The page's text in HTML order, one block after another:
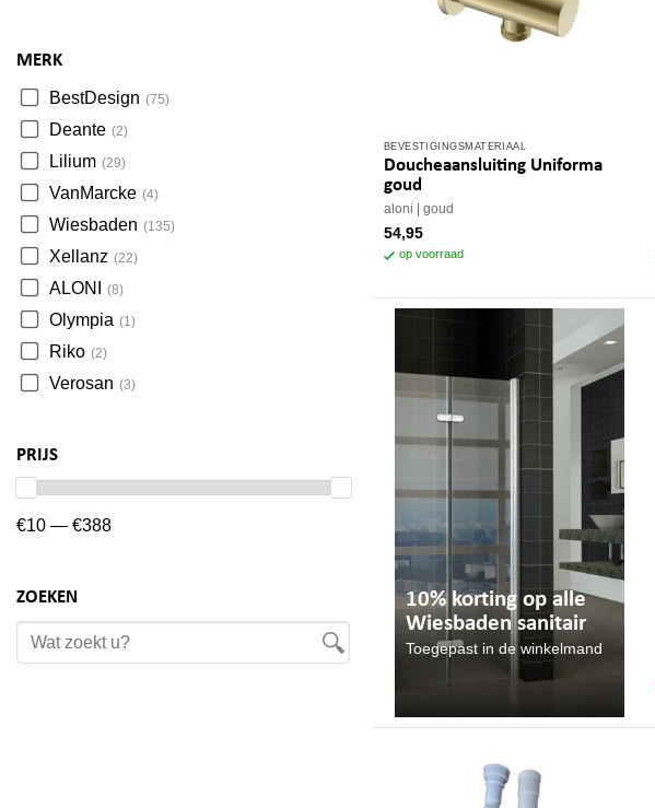
MERK
BestDesign (75)
Deante (2)
Lilium (29)
VanMarcke (4)
Wiesbaden (135)
Xellanz (22)
ALONI (8)
Olympia (1)
Riko (2)
Verosan (3)
PRIJS
€10 — €388
ZOEKEN
BEVESTIGINGSMATERIAAL
Doucheaansluiting Uniforma
goud
aloni goud
54,95
op voorraad
10% korting op alle
Wiesbaden sanitair
Toegepast in de winkelmand